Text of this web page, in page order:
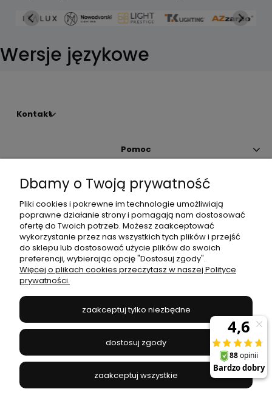
Wersje językowe
Kontakt
Pomoc
Moje konto
Płatności i dostawa
Informacje
JANEX
669-050-03-43
504 545 749//E-mail:sklep@janexmarket.pl
Dbamy o Twoją prywatność
Pliki cookies i pokrewne im technologie umożliwiają
poprawne działanie strony i pomagają nam dostosować
ofertę do Twoich potrzeb. Możesz zaakceptować
wykorzystanie przez nas wszystkich tych plików i przejść
do sklepu lub dostosować użycie plików do swoich
preferencji, wybierając opcję "Dostosuj zgody".
Więcej o plikach cookies przeczytasz w naszej Polityce
prywatności.
zaakceptuj tylko niezbędne
dostosuj zgody
zaakceptuj wszystkie